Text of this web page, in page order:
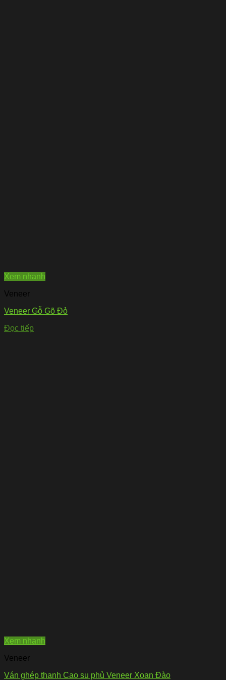
Xem nhanh
Veneer
Veneer Gỗ Gõ Đỏ
Đọc tiếp
Xem nhanh
Veneer
Ván ghép thanh Cao su phủ Veneer Xoan Đào